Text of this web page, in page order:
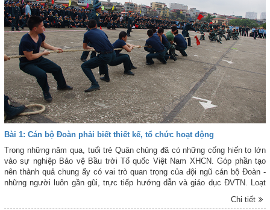
Bài 1: Cán bộ Đoàn phải biết thiết kế, tổ chức hoạt động
Trong những năm qua, tuổi trẻ Quân chủng đã có những cống hiến to lớn
vào sự nghiệp Bảo vệ Bầu trời Tổ quốc Việt Nam XHCN. Góp phần tạo
nên thành quả chung ấy có vai trò quan trọng của đội ngũ cán bộ Đoàn -
những người luôn gần gũi, trực tiếp hướng dẫn và giáo dục ĐVTN. Loạt
bài này là góp nhặt những câu chuyện về đội ngũ cán bộ Đoàn trong Quân
chủng mà tác giả có điều kiện gặp gỡ, tìm hiểu, với mong muốn chia sẻ,
Chi tiết